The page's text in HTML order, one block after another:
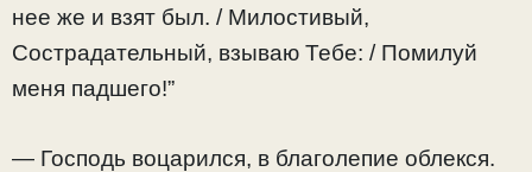
нее же и взят был. / Милостивый,
Сострадательный, взываю Тебе: / Помилуй
меня падшего!”
— Господь воцарился, в благолепие облекся.